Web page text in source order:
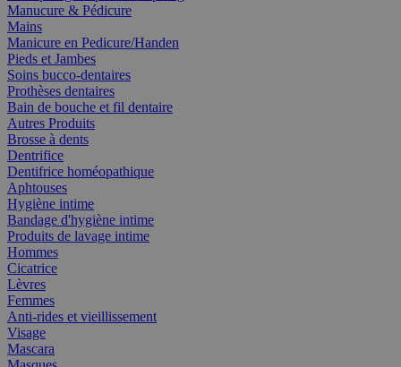
Manucure & Pédicure
Mains
Manicure en Pedicure/Handen
Pieds et Jambes
Soins bucco-dentaires
Prothèses dentaires
Bain de bouche et fil dentaire
Autres Produits
Brosse à dents
Dentrifice
Dentifrice homéopathique
Aphtouses
Hygiène intime
Bandage d'hygiène intime
Produits de lavage intime
Hommes
Cicatrice
Lèvres
Femmes
Anti-rides et vieillissement
Visage
Mascara